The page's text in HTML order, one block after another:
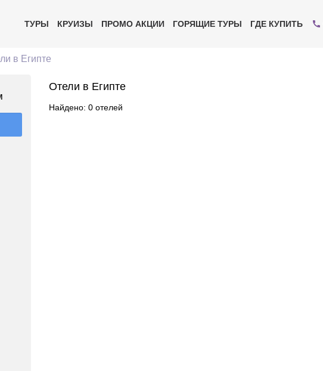
ТУРЫ КРУИЗЫ ПРОМО АКЦИИ ГОРЯЩИЕ ТУРЫ ГДЕ КУПИТЬ
в Египте
Отели в Египте
Найдено: 0 отелей